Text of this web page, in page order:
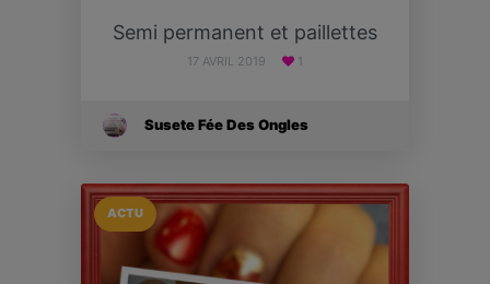
Semi permanent et paillettes
17 AVRIL 2019 1
Susete Fée Des Ongles
ACTU